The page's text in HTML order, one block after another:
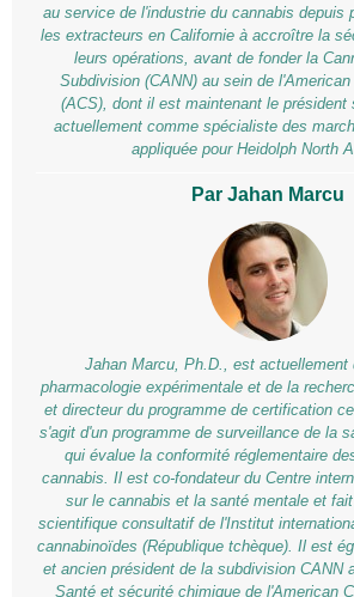
au service de l'industrie du cannabis depuis
les extracteurs en Californie à accroître la
leurs opérations, avant de fonder la
Subdivision (CANN) au sein de
(ACS), dont il est maintenant le président
actuellement comme spécialiste des
appliquée pour Heidolph North
Par Jahan Marcu
Jahan Marcu, Ph.D., est actuellement
pharmacologie expérimentale et de la
et directeur du programme de certification
s'agit d'un programme de surveillance de la
qui évalue la conformité réglementaire
cannabis. Il est co-fondateur du Centre
sur le cannabis et la santé mentale et
scientifique consultatif de l'Institut
cannabinoïdes (République tchèque). Il est
et ancien président de la subdivision CANN
Santé et sécurité chimique de l'American